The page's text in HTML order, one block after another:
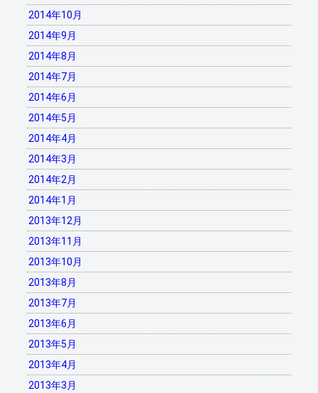
2014年10月
2014年9月
2014年8月
2014年7月
2014年6月
2014年5月
2014年4月
2014年3月
2014年2月
2014年1月
2013年12月
2013年11月
2013年10月
2013年8月
2013年7月
2013年6月
2013年5月
2013年4月
2013年3月